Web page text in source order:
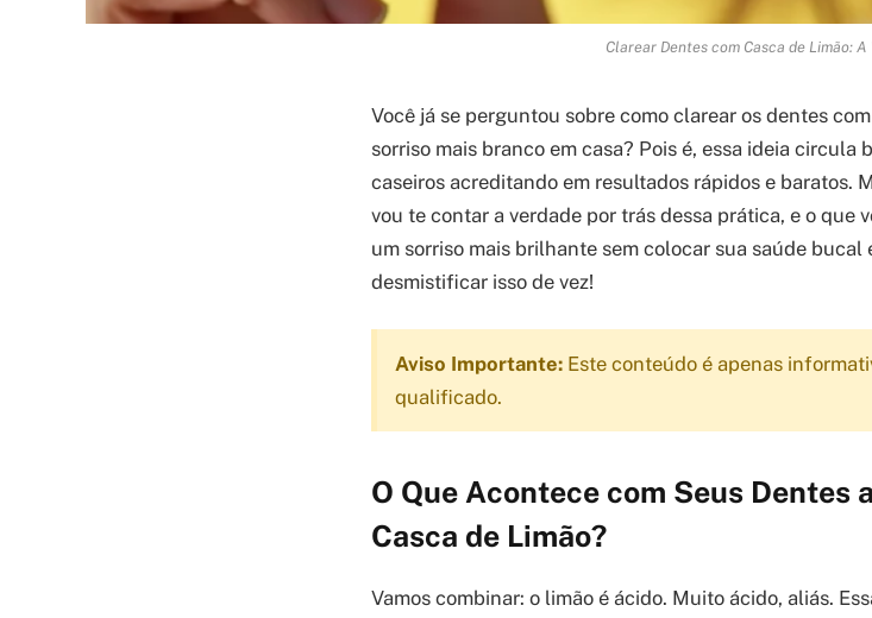
Clarear Dentes com Casca de Limão: A
Você já se perguntou sobre como clarear os dentes
sorriso mais branco em casa? Pois é, essa ideia
caseiros acreditando em resultados rápidos e baratos.
vou te contar a verdade por trás dessa prática, e o que
um sorriso mais brilhante sem colocar sua saúde bucal
desmistificar isso de vez!
Aviso Importante: Este conteúdo é apenas
qualificado.
O Que Acontece com Seus Dentes
Casca de Limão?
Vamos combinar: o limão é ácido. Muito ácido, aliás.